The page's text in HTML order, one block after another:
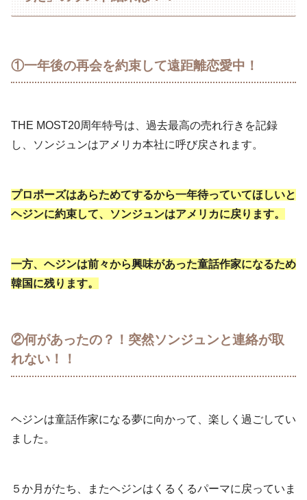
①一年後の再会を約束して遠距離恋愛中！
THE MOST20周年特号は、過去最高の売れ行きを記録
し、ソンジュンはアメリカ本社に呼び戻されます。
プロポーズはあらためてするから一年待っていてほしいと
ヘジンに約束して、ソンジュンはアメリカに戻ります。
一方、ヘジンは前々から興味があった童話作家になるため
韓国に残ります。
②何があったの？！突然ソンジュンと連絡が取
れない！！
ヘジンは童話作家になる夢に向かって、楽しく過ごしてい
ました。
５か月がたち、またヘジンはくるくるパーマに戻っていま